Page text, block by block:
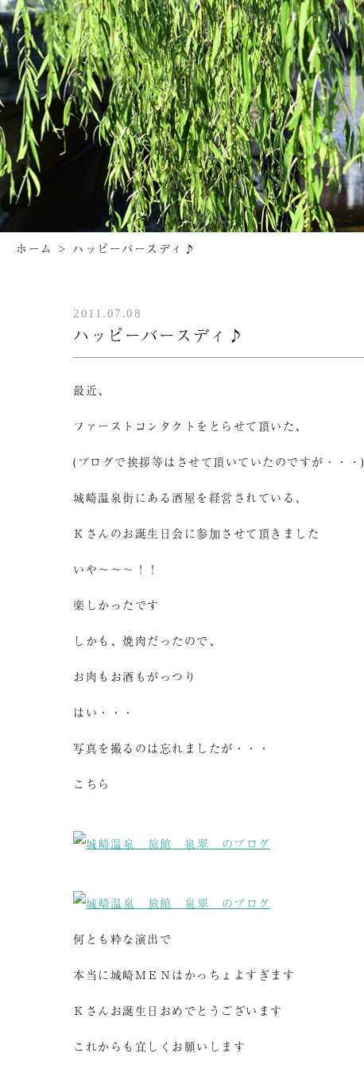
ホーム > ハッピーバースディ♪
2011.07.08
ハッピーバースディ♪
最近、
ファーストコンタクトをとらせて頂いた、
(ブログで挨拶等はさせて頂いていたのですが・・・)
城崎温泉街にある酒屋を経営されている、
Ｋさんのお誕生日会に参加させて頂きました
いや～～～！！
楽しかったです
しかも、焼肉だったので、
お肉もお酒もがっつり
はい・・・
写真を撮るのは忘れましたが・・・
こちら
何とも粋な演出で
本当に城崎ＭＥＮはかっちょよすぎます
Ｋさんお誕生日おめでとうございます
これからも宜しくお願いします